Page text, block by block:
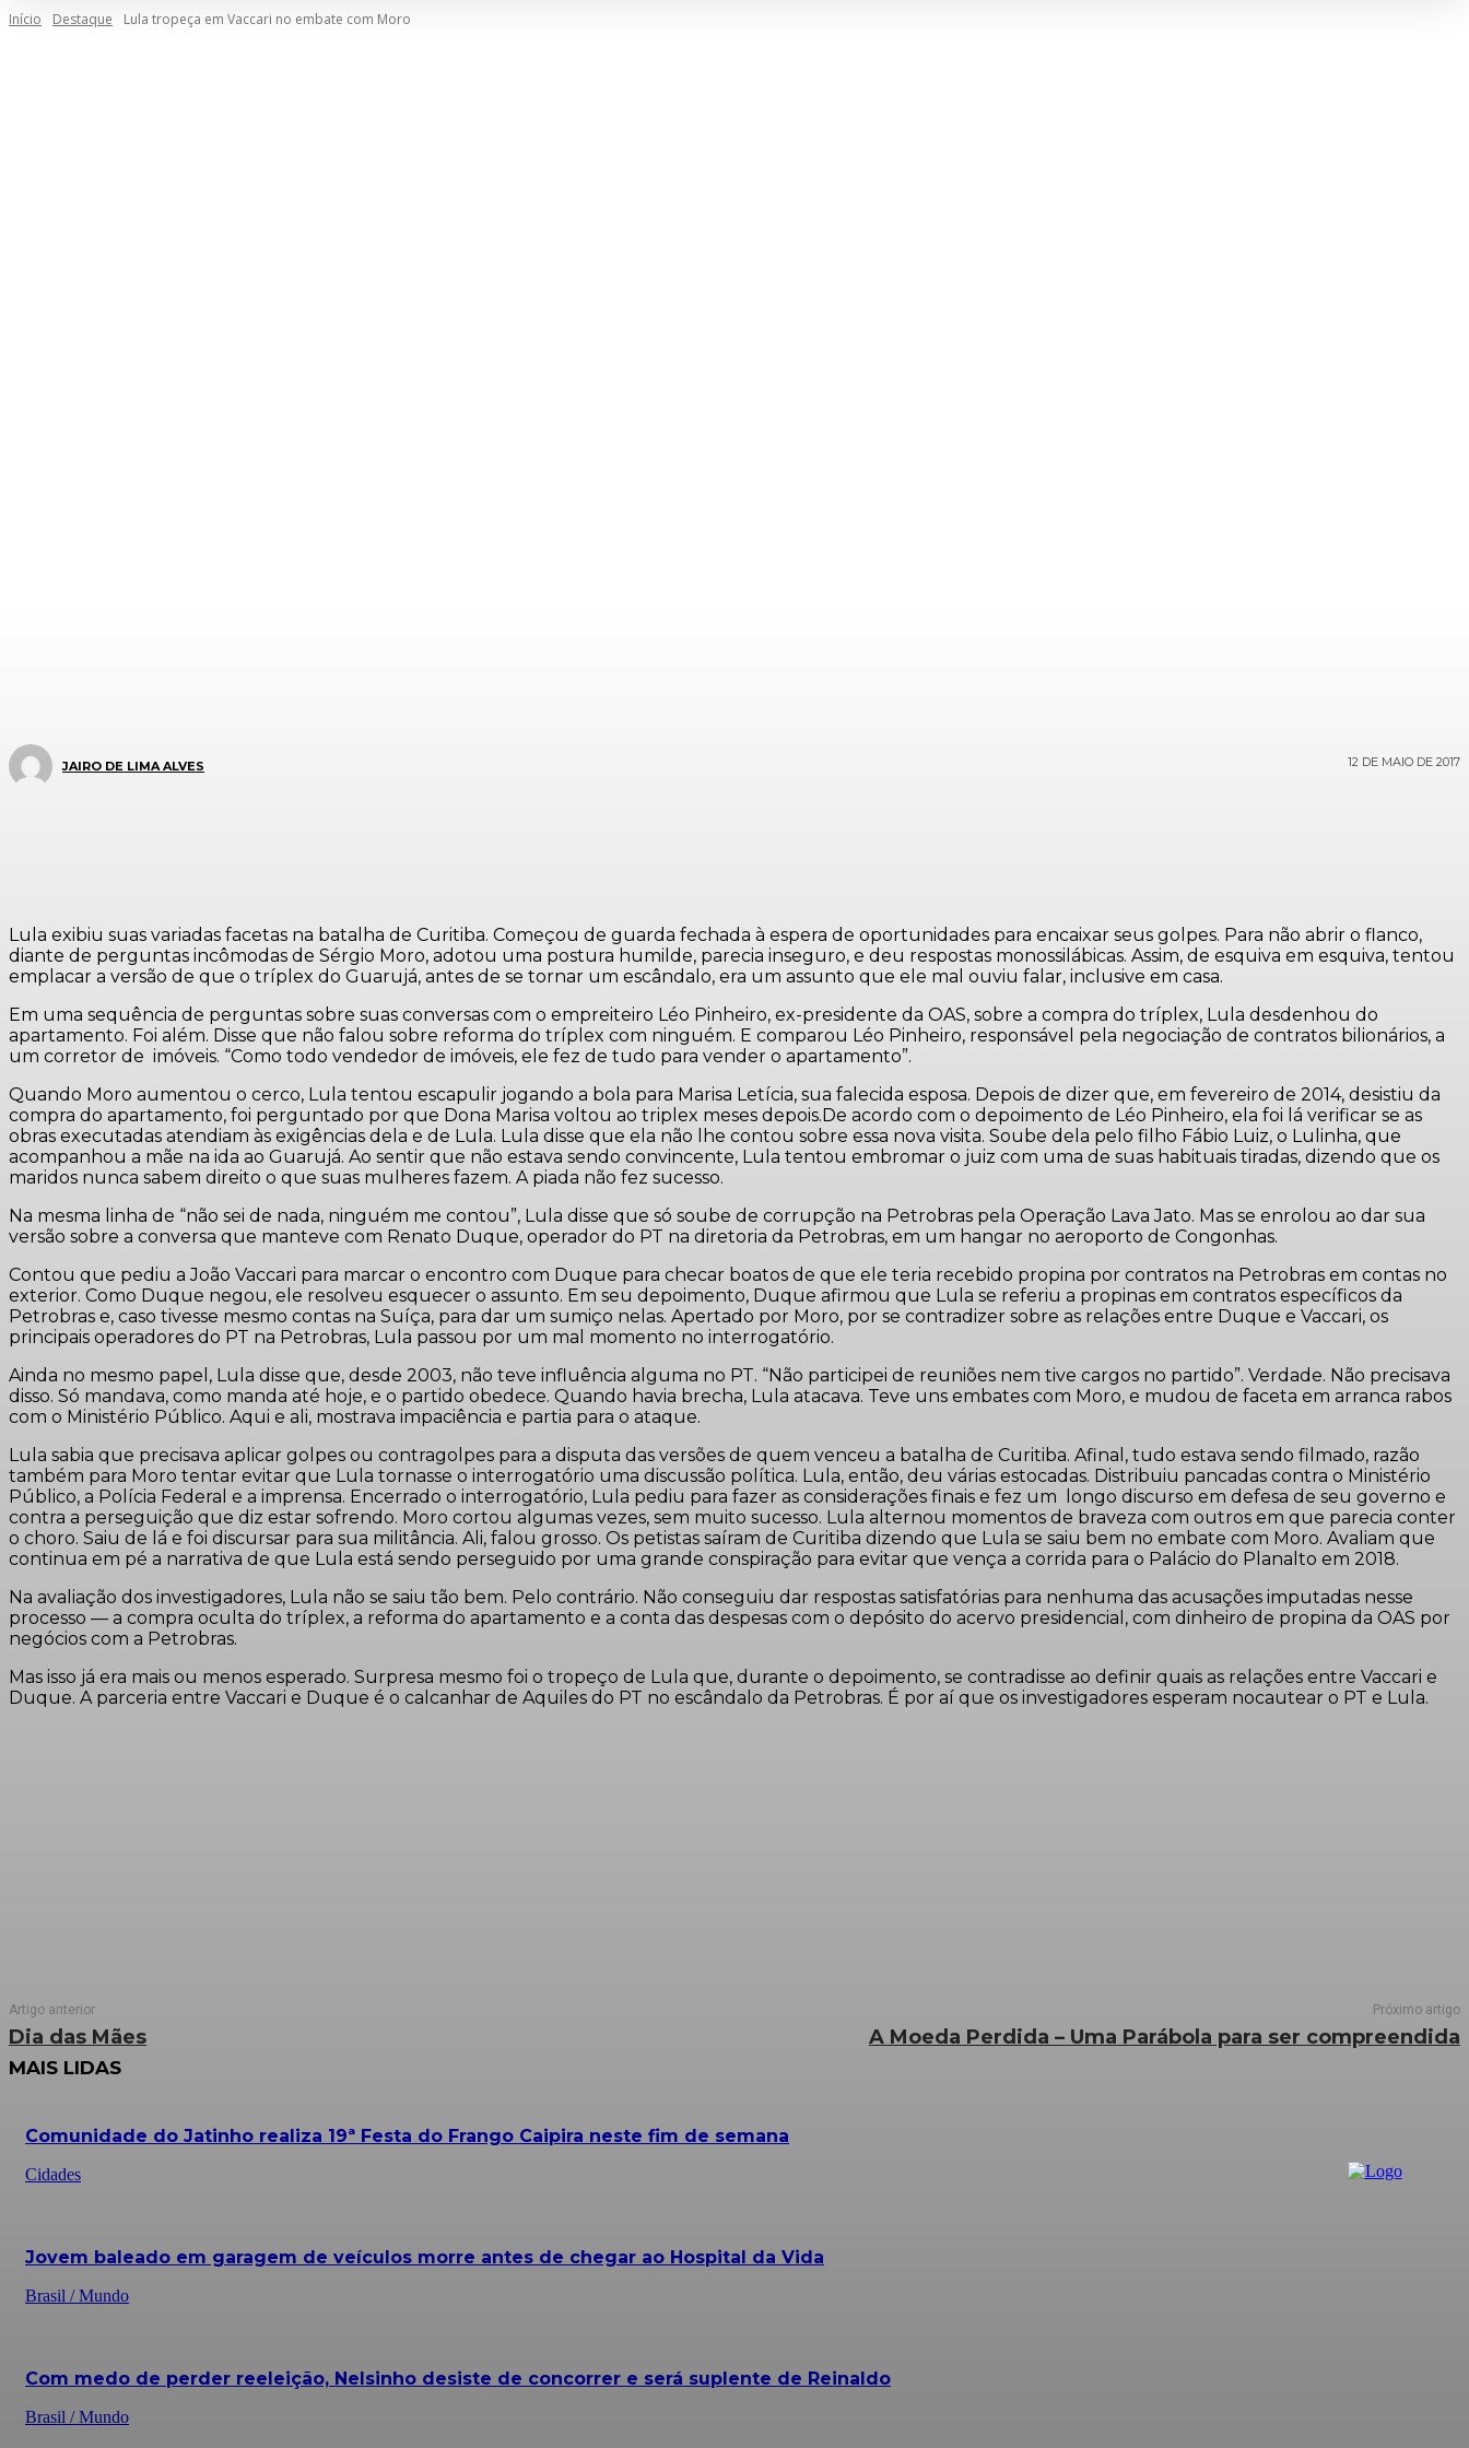
Início Destaque Lula tropeça em Vaccari no embate com Moro
JAIRO DE LIMA ALVES 12 DE MAIO DE 2017
Lula exibiu suas variadas facetas na batalha de Curitiba. Começou de guarda fechada à espera de oportunidades para encaixar seus golpes. Para não abrir o flanco,
diante de perguntas incômodas de Sérgio Moro, adotou uma postura humilde, parecia inseguro, e deu respostas monossilábicas. Assim, de esquiva em esquiva, tentou
emplacar a versão de que o tríplex do Guarujá, antes de se tornar um escândalo, era um assunto que ele mal ouviu falar, inclusive em casa.
Em uma sequência de perguntas sobre suas conversas com o empreiteiro Léo Pinheiro, ex-presidente da OAS, sobre a compra do tríplex, Lula desdenhou do
apartamento. Foi além. Disse que não falou sobre reforma do tríplex com ninguém. E comparou Léo Pinheiro, responsável pela negociação de contratos bilionários, a
um corretor de imóveis. “Como todo vendedor de imóveis, ele fez de tudo para vender o apartamento”.
Quando Moro aumentou o cerco, Lula tentou escapulir jogando a bola para Marisa Letícia, sua falecida esposa. Depois de dizer que, em fevereiro de 2014, desistiu da
compra do apartamento, foi perguntado por que Dona Marisa voltou ao triplex meses depois.De acordo com o depoimento de Léo Pinheiro, ela foi lá verificar se as
obras executadas atendiam às exigências dela e de Lula. Lula disse que ela não lhe contou sobre essa nova visita. Soube dela pelo filho Fábio Luiz, o Lulinha, que
acompanhou a mãe na ida ao Guarujá. Ao sentir que não estava sendo convincente, Lula tentou embromar o juiz com uma de suas habituais tiradas, dizendo que os
maridos nunca sabem direito o que suas mulheres fazem. A piada não fez sucesso.
Na mesma linha de “não sei de nada, ninguém me contou”, Lula disse que só soube de corrupção na Petrobras pela Operação Lava Jato. Mas se enrolou ao dar sua
versão sobre a conversa que manteve com Renato Duque, operador do PT na diretoria da Petrobras, em um hangar no aeroporto de Congonhas.
Contou que pediu a João Vaccari para marcar o encontro com Duque para checar boatos de que ele teria recebido propina por contratos na Petrobras em contas no
exterior. Como Duque negou, ele resolveu esquecer o assunto. Em seu depoimento, Duque afirmou que Lula se referiu a propinas em contratos específicos da
Petrobras e, caso tivesse mesmo contas na Suíça, para dar um sumiço nelas. Apertado por Moro, por se contradizer sobre as relações entre Duque e Vaccari, os
principais operadores do PT na Petrobras, Lula passou por um mal momento no interrogatório.
Ainda no mesmo papel, Lula disse que, desde 2003, não teve influência alguma no PT. “Não participei de reuniões nem tive cargos no partido”. Verdade. Não precisava
disso. Só mandava, como manda até hoje, e o partido obedece. Quando havia brecha, Lula atacava. Teve uns embates com Moro, e mudou de faceta em arranca rabos
com o Ministério Público. Aqui e ali, mostrava impaciência e partia para o ataque.
Lula sabia que precisava aplicar golpes ou contragolpes para a disputa das versões de quem venceu a batalha de Curitiba. Afinal, tudo estava sendo filmado, razão
também para Moro tentar evitar que Lula tornasse o interrogatório uma discussão política. Lula, então, deu várias estocadas. Distribuiu pancadas contra o Ministério
Público, a Polícia Federal e a imprensa. Encerrado o interrogatório, Lula pediu para fazer as considerações finais e fez um longo discurso em defesa de seu governo e
contra a perseguição que diz estar sofrendo. Moro cortou algumas vezes, sem muito sucesso. Lula alternou momentos de braveza com outros em que parecia conter
o choro. Saiu de lá e foi discursar para sua militância. Ali, falou grosso. Os petistas saíram de Curitiba dizendo que Lula se saiu bem no embate com Moro. Avaliam que
continua em pé a narrativa de que Lula está sendo perseguido por uma grande conspiração para evitar que vença a corrida para o Palácio do Planalto em 2018.
Na avaliação dos investigadores, Lula não se saiu tão bem. Pelo contrário. Não conseguiu dar respostas satisfatórias para nenhuma das acusações imputadas nesse
processo — a compra oculta do tríplex, a reforma do apartamento e a conta das despesas com o depósito do acervo presidencial, com dinheiro de propina da OAS por
negócios com a Petrobras.
Mas isso já era mais ou menos esperado. Surpresa mesmo foi o tropeço de Lula que, durante o depoimento, se contradisse ao definir quais as relações entre Vaccari e
Duque. A parceria entre Vaccari e Duque é o calcanhar de Aquiles do PT no escândalo da Petrobras. É por aí que os investigadores esperam nocautear o PT e Lula.
Artigo anterior
Dia das Mães
Próximo artigo
A Moeda Perdida – Uma Parábola para ser compreendida
MAIS LIDAS
Comunidade do Jatinho realiza 19ª Festa do Frango Caipira neste fim de semana
Cidades
Jovem baleado em garagem de veículos morre antes de chegar ao Hospital da Vida
Brasil / Mundo
Com medo de perder reeleição, Nelsinho desiste de concorrer e será suplente de Reinaldo
Brasil / Mundo